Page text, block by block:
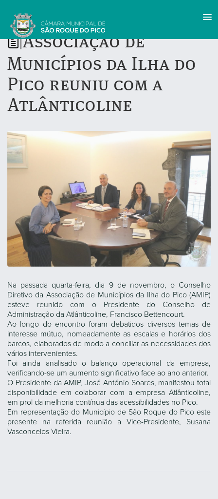
Associação de
Municípios da Ilha do
Pico reuniu com a
Atlânticoline
Na passada quarta-feira, dia 9 de novembro, o Conselho
Diretivo da Associação de Municípios da Ilha do Pico (AMIP)
esteve reunido com o Presidente do Conselho de
Administração da Atlânticoline, Francisco Bettencourt.
Ao longo do encontro foram debatidos diversos temas de
interesse mútuo, nomeadamente as escalas e horários dos
barcos, elaborados de modo a conciliar as necessidades dos
vários intervenientes.
Foi ainda analisado o balanço operacional da empresa,
verificando-se um aumento significativo face ao ano anterior.
O Presidente da AMIP, José António Soares, manifestou total
disponibilidade em colaborar com a empresa Atlânticoline,
em prol da melhoria contínua das acessibilidades no Pico.
Em representação do Município de São Roque do Pico este
presente na referida reunião a Vice-Presidente, Susana
Vasconcelos Vieira.